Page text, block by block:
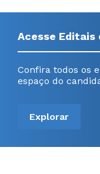
Acesse Editais
Confira todos os
espaço do
Explorar